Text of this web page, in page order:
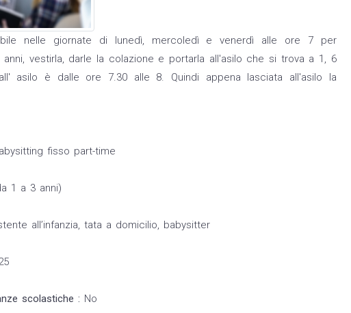
nelle giornate di lunedì, mercoledì e venerdì alle ore 7 per
vestirla, darle la colazione e portarla all'asilo che si trova a 1, 6
asilo è dalle ore 7.30 alle 8. Quindi appena lasciata all'asilo la
fisso part-time
1 a 3 anni)
all’infanzia, tata a domicilio, babysitter
scolastiche : No